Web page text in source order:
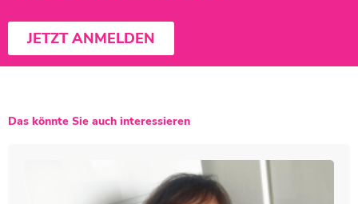
JETZT ANMELDEN
Das könnte Sie auch interessieren